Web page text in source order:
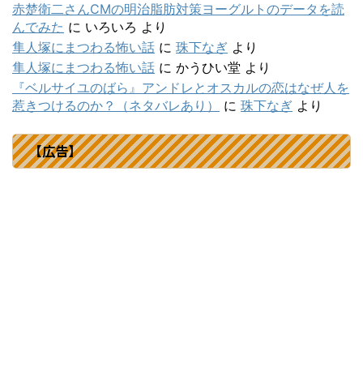
赤楚衛二さんCMの明治脂肪対策ヨーグルトのデータを読
んでみた に いろいろ より
隼人塚にまつわる怖い話 に 珠下なぎ より
隼人塚にまつわる怖い話 に かうひい堂 より
『ベルサイユのばら』アンドレとオスカルの恋はなぜ人を
惹きつけるのか？（ネタバレあり）
に 珠下なぎ より
【広告】